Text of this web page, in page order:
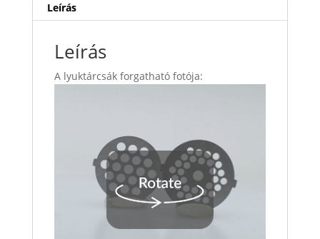
Leírás
Leírás
A lyuktárcsák forgatható fotója: